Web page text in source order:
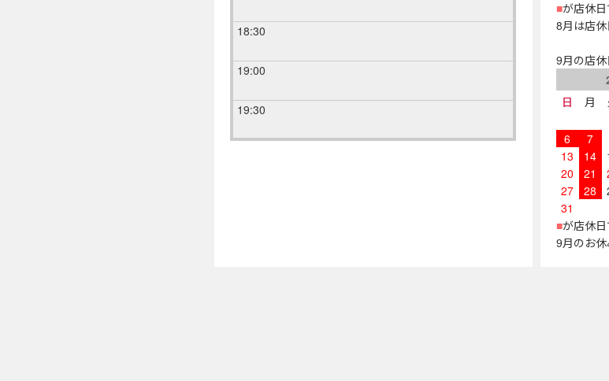
18:30
19:00
19:30
■が店休日
8月は店休
9月の店休
日
月
6
7
13
14
20
21
27
28
31
■が店休日
9月のお休